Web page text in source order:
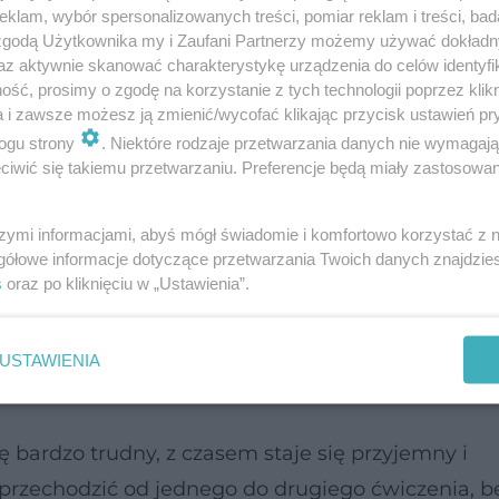
dodatkowych przyrządów - ćwiczyć
80. XX w. opracowała metodę
się z wrodzoną chorobą bioder oraz bólami
się tym, że nie obciążają kręgosłupa.
ruchu – nie ma tu miejsca na
zaplanowanych ruchów.
trudny, z czasem staje się przyjemny i
od jednego do drugiego ćwiczenia,
wybór spersonalizowanych treści, pomiar reklam i treści,
Użytkownika my i Zaufani Partnerzy możemy używać
aktywnie skanować charakterystykę urządzenia do celów
prosimy o zgodę na korzystanie z tych technologii poprzez
i zawsze możesz ją zmienić/wycofać klikając przycisk ustawień
strony
. Niektóre rodzaje przetwarzania danych nie
się takiemu przetwarzaniu. Preferencje będą miały
informacjami, abyś mógł świadomie i komfortowo korzystać z
informacje dotyczące przetwarzania Twoich danych
oraz po kliknięciu w „Ustawienia”.
USTAWIENIA